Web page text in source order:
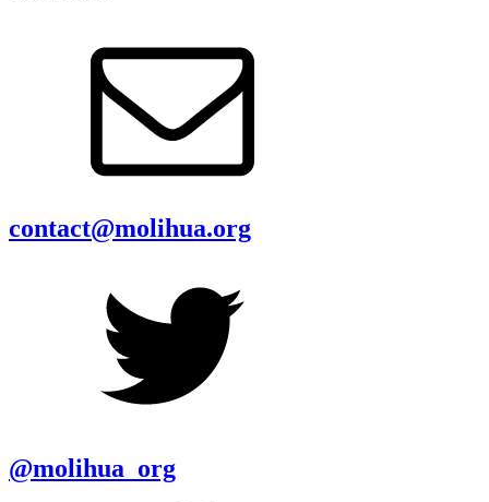
contact@molihua.org
@molihua_org